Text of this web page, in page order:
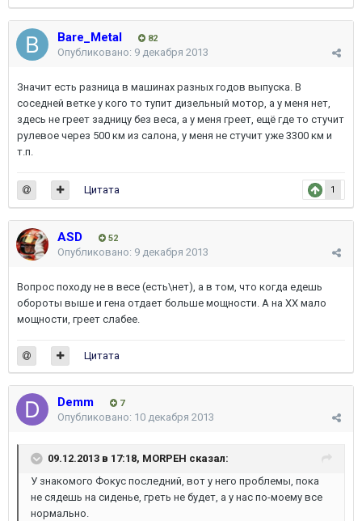
Bare_Metal 82
Опубликовано: 9 декабря 2013
Значит есть разница в машинах разных годов выпуска. В
соседней ветке у кого то тупит дизельный мотор, а у меня нет,
здесь не греет задницу без веса, а у меня греет, ещё где то стучит
рулевое через 500 км из салона, у меня не стучит уже 3300 км и
т.п.
1
Цитата
ASD 52
Опубликовано: 9 декабря 2013
Вопрос походу не в весе (есть\нет), а в том, что когда едешь
обороты выше и гена отдает больше мощности. А на ХХ мало
мощности, греет слабее.
Цитата
Demm 7
Опубликовано: 10 декабря 2013
09.12.2013 в 17:18, MORPEH сказал:
У знакомого Фокус последний, вот у него проблемы, пока
не сядешь на сиденье, греть не будет, а у нас по-моему все
нормально.